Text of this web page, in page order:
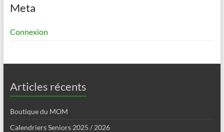
Meta
Connexion
Articles récents
Boutique du MOM
Calendriers Seniors 2025 / 2026